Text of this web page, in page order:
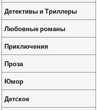
Детективы и Триллеры
Любовные романы
Приключения
Проза
Юмор
Детское